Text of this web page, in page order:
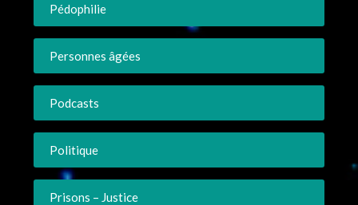
Pédophilie
Personnes âgées
Podcasts
Politique
Prisons – Justice